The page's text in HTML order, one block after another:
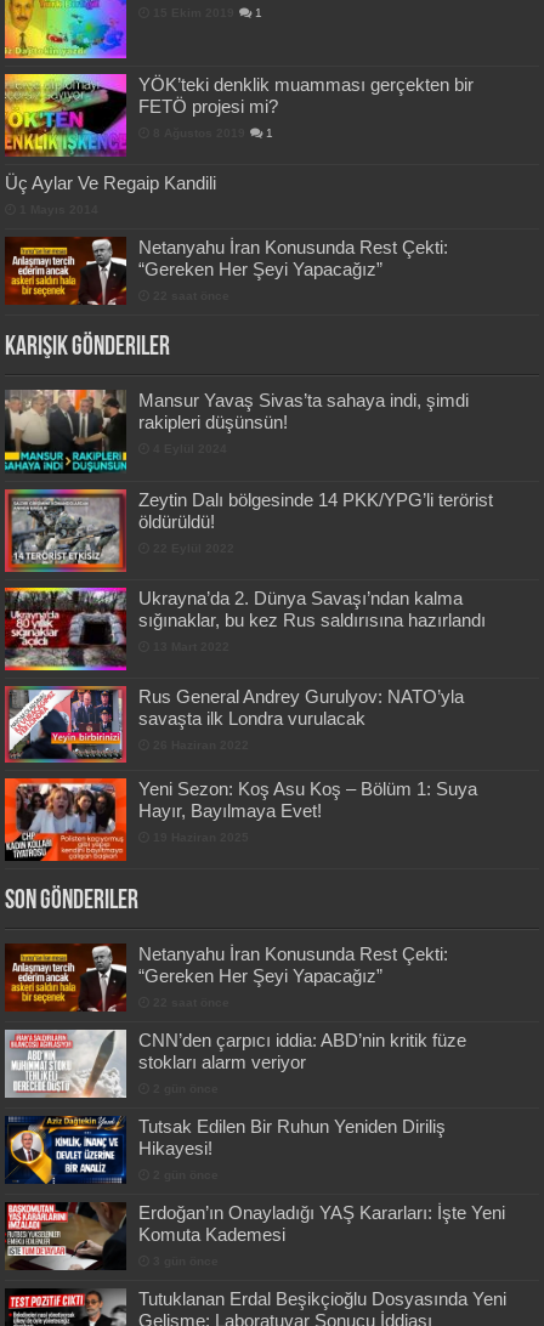
1
YÖK’teki denklik muamması gerçekten bir
FETÖ projesi mi?
1
Üç Aylar Ve Regaip Kandili
Netanyahu İran Konusunda Rest Çekti:
“Gereken Her Şeyi Yapacağız”
Karışık Gönderiler
Mansur Yavaş Sivas’ta sahaya indi, şimdi
rakipleri düşünsün!
Zeytin Dalı bölgesinde 14 PKK/YPG’li terörist
öldürüldü!
Ukrayna’da 2. Dünya Savaşı’ndan kalma
sığınaklar, bu kez Rus saldırısına hazırlandı
Rus General Andrey Gurulyov: NATO’yla
savaşta ilk Londra vurulacak
Yeni Sezon: Koş Asu Koş – Bölüm 1: Suya
Hayır, Bayılmaya Evet!
Son Gönderiler
Netanyahu İran Konusunda Rest Çekti:
“Gereken Her Şeyi Yapacağız”
CNN’den çarpıcı iddia: ABD’nin kritik füze
stokları alarm veriyor
Tutsak Edilen Bir Ruhun Yeniden Diriliş
Hikayesi!
Erdoğan’ın Onayladığı YAŞ Kararları: İşte Yeni
Komuta Kademesi
Tutuklanan Erdal Beşikçioğlu Dosyasında Yeni
Gelişme: Laboratuvar Sonucu İddiası